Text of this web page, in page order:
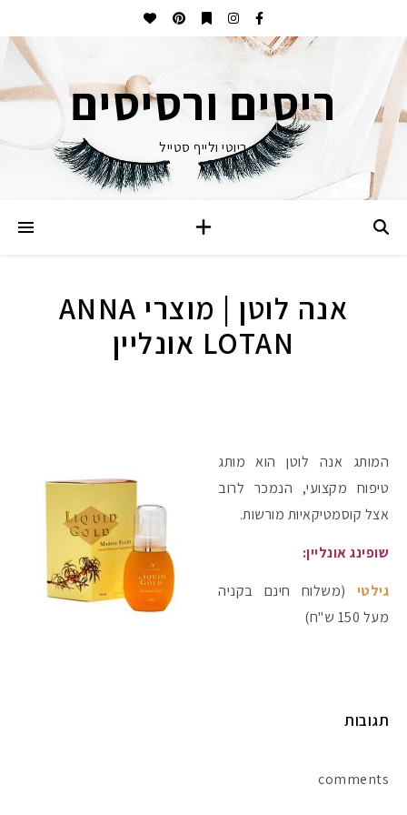
ריסים ורסיסים
ביוטי ולייף סטייל
אנה לוטן | מוצרי ANNA
LOTAN אונליין
המותג אנה לוטן הוא מותג
טיפוח מקצועי, הנמכר לרוב
אצל קוסמטיקאיות מורשות.
שופינג אונליין:
גילטי
(משלוח חינם בקניה
מעל 150 ש"ח)
תגובות
comments